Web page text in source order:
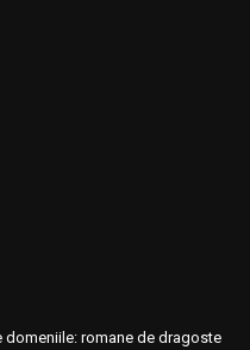
romane de dragoste